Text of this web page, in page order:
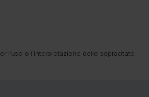
l’uso o l’interpretazione delle sopracitate